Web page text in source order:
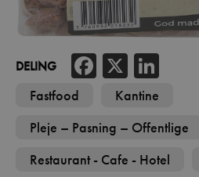
Fastfood
Kantine
Pleje – Pasning – Offentlige
Restaurant - Cafe - Hotel
DELING Facebook
X